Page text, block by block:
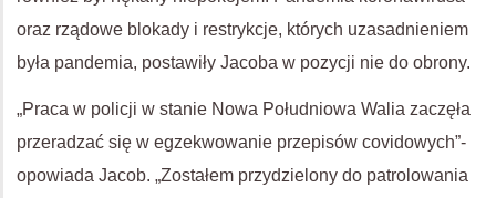
oraz rządowe blokady i restrykcje, których uzasadnieniem
była pandemia, postawiły Jacoba w pozycji nie do obrony.
„Praca w policji w stanie Nowa Południowa Walia zaczęła
przeradzać się w egzekwowanie przepisów covidowych”-
opowiada Jacob. „Zostałem przydzielony do patrolowania